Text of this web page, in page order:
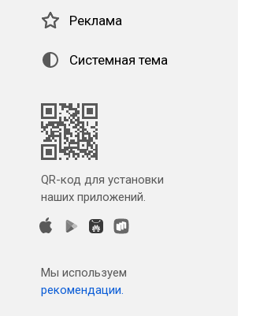
Реклама
Системная тема
QR-код для установки
наших приложений.
Мы используем
рекомендации.